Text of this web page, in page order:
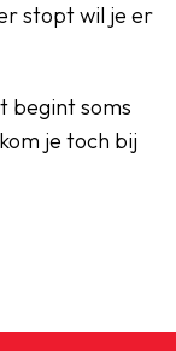
stopt wil je er
begint soms
je toch bij